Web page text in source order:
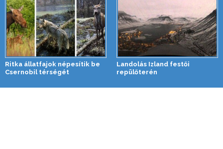
Ritka állatfajok népesítik be
Csernobil térségét
Landolás Izland festői
repülőterén